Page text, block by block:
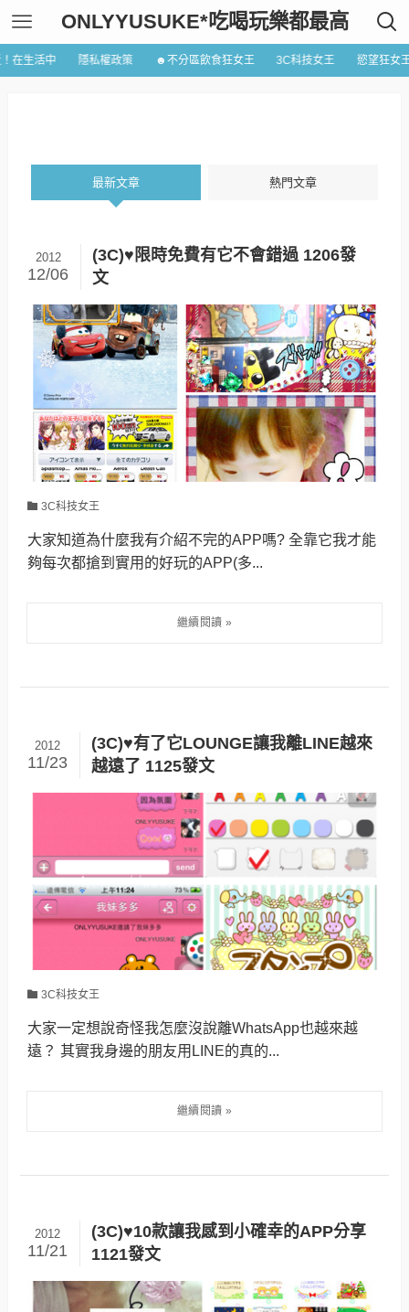
ONLYYUSUKE*吃喝玩樂都最高
在生活中 隱私權政策 ☻不分區飲食狂女王 3C科技女王 慾望狂女
最新文章 熱門文章
(3C)♥限時免費有它不會錯過 1206發
文
2012
12/06
3C科技女王
大家知道為什麼我有介紹不完的APP嗎? 全靠它我才能
夠每次都搶到實用的好玩的APP(多...
(3C)♥有了它LOUNGE讓我離LINE越來
越遠了 1125發文
2012
11/23
3C科技女王
大家一定想說奇怪我怎麼沒說離WhatsApp也越來越
遠？ 其實我身邊的朋友用LINE的真的...
(3C)♥10款讓我感到小確幸的APP分享
1121發文
2012
11/21